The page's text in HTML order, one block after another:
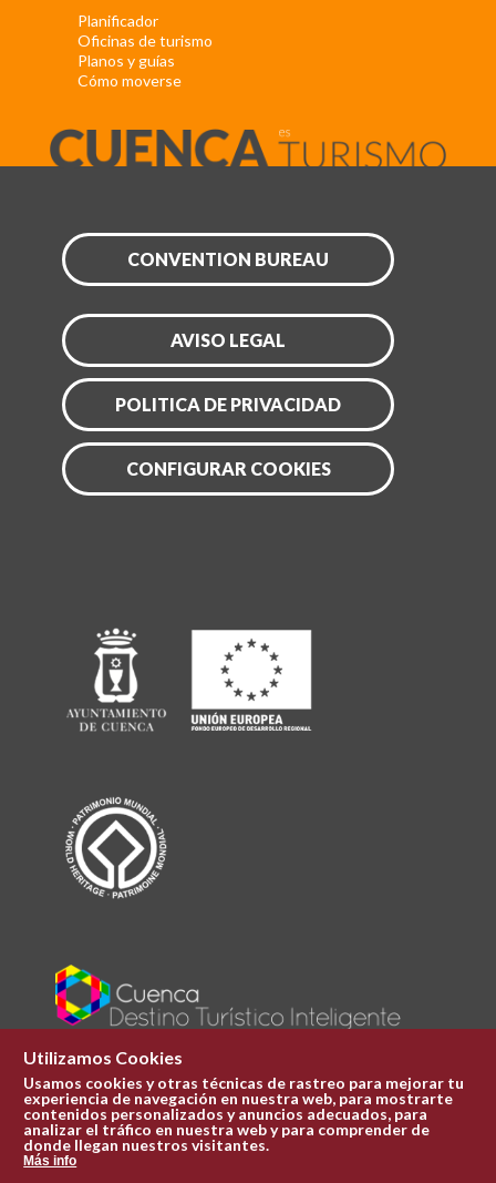
Planificador
Oficinas de turismo
Planos y guías
Cómo moverse
CONVENTION BUREAU
AVISO LEGAL
POLITICA DE PRIVACIDAD
CONFIGURAR COOKIES
Plaza Mayor 1
969 241 051
ofi.turismo@cuenca.es
Utilizamos Cookies
Usamos cookies y otras técnicas de rastreo para mejorar tu
experiencia de navegación en nuestra web, para mostrarte
contenidos personalizados y anuncios adecuados, para
analizar el tráfico en nuestra web y para comprender de
donde llegan nuestros visitantes.
Más info